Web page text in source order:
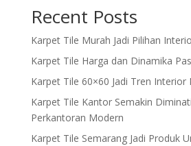
Recent Posts
Karpet Tile Murah Jadi Pilihan
Karpet Tile Harga dan Dinamika
Karpet Tile 60×60 Jadi Tren Interior
Karpet Tile Kantor Semakin
Perkantoran Modern
Karpet Tile Semarang Jadi Produk